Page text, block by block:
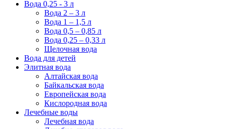
Вода 0,25 - 3 л
Вода 2 – 3 л
Вода 1 – 1,5 л
Вода 0,5 – 0,85 л
Вода 0,25 – 0,33 л
Щелочная вода
Вода для детей
Элитная вода
Алтайская вода
Байкальская вода
Европейская вода
Кислородная вода
Лечебные воды
Лечебная вода